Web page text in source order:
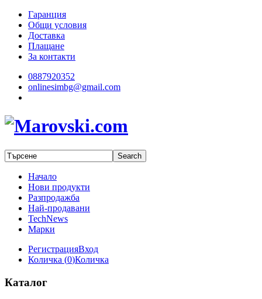
Гаранция
Общи условия
Доставка
Плащане
За контакти
0887920352
onlinesimbg@gmail.com
Начало
Нови продукти
Разпродажба
Най-продавани
TechNews
Марки
РегистрацияВход
Количка (0)Количка
Каталог